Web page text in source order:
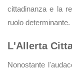
cittadinanza e la
ruolo determinante.
L'Allerta
Nonostante